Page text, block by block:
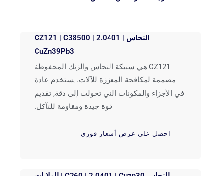
النحاس CZ121 | C38500 | 2.0401 |
CuZn39Pb3
CZ121 هي سبيكة النحاس والزنك المحفوظة
مصممة لمكافحة المعززة للآلات. يستخدم عادة
في الأجزاء والمكونات التي تحولت إلى دقة, تقديم
قوة جيدة ومقاومة للتآكل.
احصل على عرض أسعار فوري